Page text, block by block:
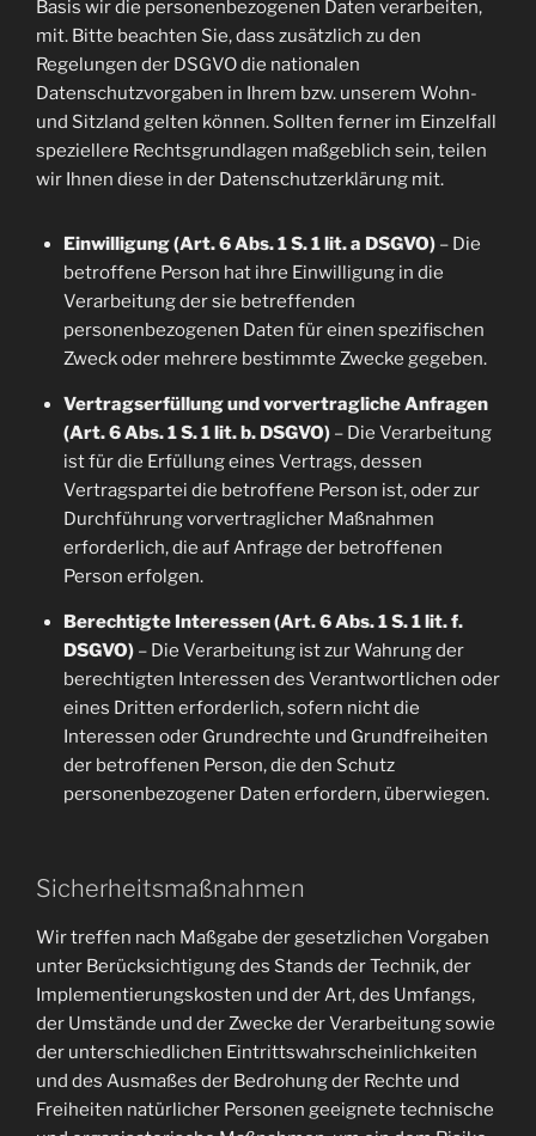
Basis wir die personenbezogenen Daten verarbeiten,
mit. Bitte beachten Sie, dass zusätzlich zu den
Regelungen der DSGVO die nationalen
Datenschutzvorgaben in Ihrem bzw. unserem Wohn-
und Sitzland gelten können. Sollten ferner im Einzelfall
speziellere Rechtsgrundlagen maßgeblich sein, teilen
wir Ihnen diese in der Datenschutzerklärung mit.
Einwilligung (Art. 6 Abs. 1 S. 1 lit. a DSGVO)– Die
betroffene Person hat ihre Einwilligung in die
Verarbeitung der sie betreffenden
personenbezogenen Daten für einen spezifischen
Zweck oder mehrere bestimmte Zwecke gegeben.
Vertragserfüllung und vorvertragliche Anfragen
(Art. 6 Abs. 1 S. 1 lit. b. DSGVO)– Die Verarbeitung
ist für die Erfüllung eines Vertrags, dessen
Vertragspartei die betroffene Person ist, oder zur
Durchführung vorvertraglicher Maßnahmen
erforderlich, die auf Anfrage der betroffenen
Person erfolgen.
Berechtigte Interessen (Art. 6 Abs. 1 S. 1 lit. f.
DSGVO)– Die Verarbeitung ist zur Wahrung der
berechtigten Interessen des Verantwortlichen oder
eines Dritten erforderlich, sofern nicht die
Interessen oder Grundrechte und Grundfreiheiten
der betroffenen Person, die den Schutz
personenbezogener Daten erfordern, überwiegen.
Sicherheitsmaßnahmen
Wir treffen nach Maßgabe der gesetzlichen Vorgaben
unter Berücksichtigung des Stands der Technik, der
Implementierungskosten und der Art, des Umfangs,
der Umstände und der Zwecke der Verarbeitung sowie
der unterschiedlichen Eintrittswahrscheinlichkeiten
und des Ausmaßes der Bedrohung der Rechte und
Freiheiten natürlicher Personen geeignete technische